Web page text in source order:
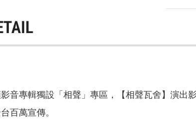
音專輯獨設「相聲」專區，【相聲瓦舍】演出
百萬宣傳。